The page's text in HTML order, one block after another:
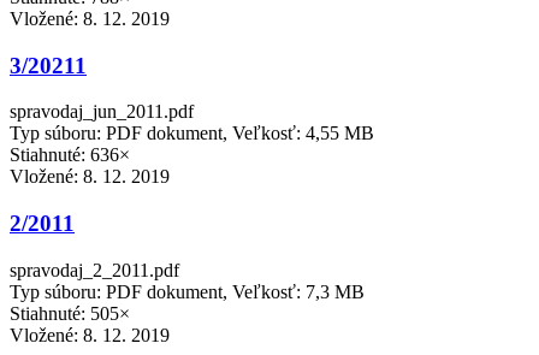
Vložené: 8. 12. 2019
3/20211
spravodaj_jun_2011.pdf
Typ súboru: PDF dokument, Veľkosť: 4,55 MB
Stiahnuté: 636×
Vložené: 8. 12. 2019
2/2011
spravodaj_2_2011.pdf
Typ súboru: PDF dokument, Veľkosť: 7,3 MB
Stiahnuté: 505×
Vložené: 8. 12. 2019